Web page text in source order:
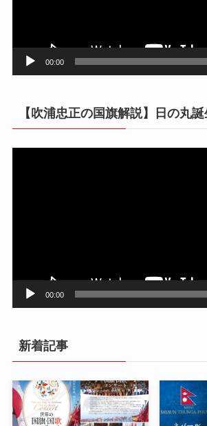
00:00
【吹浦忠正の国旗解説】日の丸
00:00
新着記事